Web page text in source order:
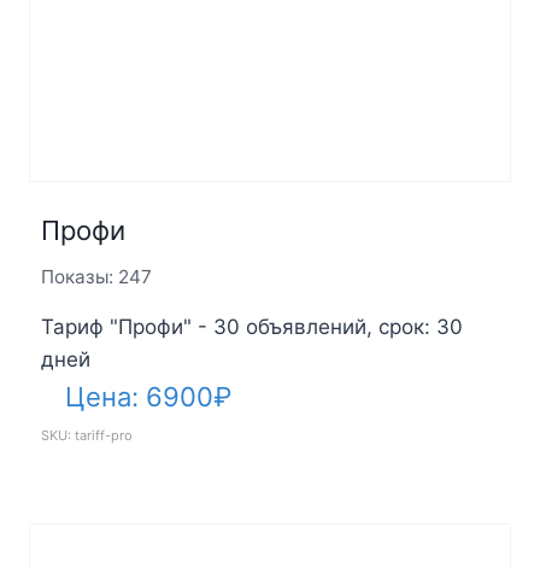
Профи
Показы: 247
Тариф "Профи" - 30 объявлений, срок: 30
дней
Цена: 6900₽
SKU: tariff-pro